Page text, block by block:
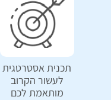
תכנית אסטרטגית
לעשור הקרוב
מותאמת לכם